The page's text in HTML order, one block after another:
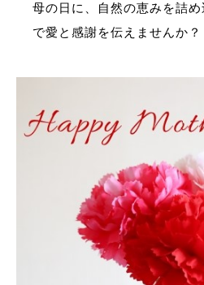
母の日に、自然の恵みを詰
で愛と感謝を伝えませんか？